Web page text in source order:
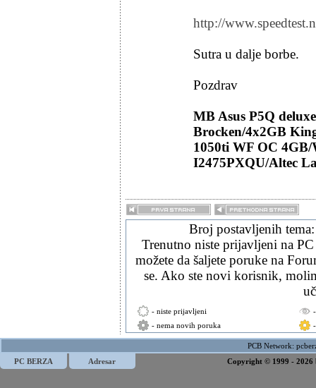
http://
Sutra u dalje borbe.
Pozdrav
MB Asus P5Q
Brocken/4x2GB
1050ti WF OC
I2475PXQU/Altec
Broj postavljenih
Trenutno niste prijavljeni na
možete da šaljete poruke na
se. Ako ste novi korisnik,
- niste prijavljeni
- nema novih poruka
PCB Network:
PC BERZA
Adresar Copyright © 1999 -